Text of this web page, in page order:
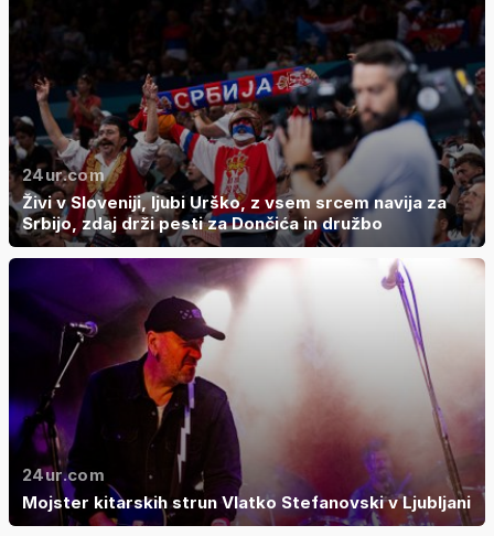
24ur.com
Živi v Sloveniji, ljubi Urško, z vsem srcem navija za
Srbijo, zdaj drži pesti za Dončića in družbo
24ur.com
Mojster kitarskih strun Vlatko Stefanovski v Ljubljani